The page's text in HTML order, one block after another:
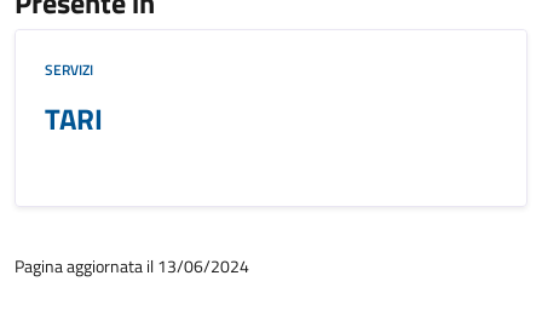
SERVIZI
TARI
Pagina aggiornata il 13/06/2024